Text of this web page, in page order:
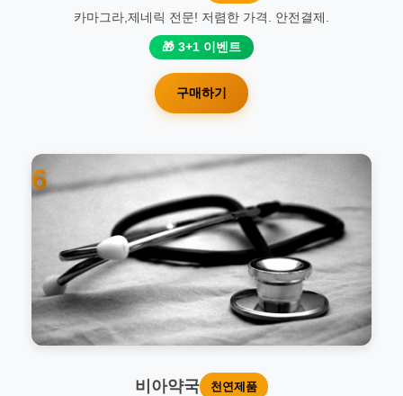
카마그라,제네릭 전문! 저렴한 가격. 안전결제.
🎁 3+1 이벤트
구매하기
6
비아약국 천연제품